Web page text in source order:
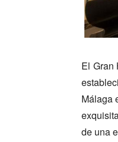
El Gran
Málaga
de una